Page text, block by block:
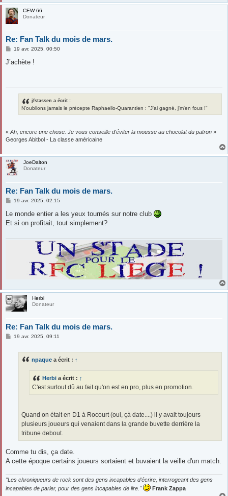
CEW 66
Donateur
Re: Fan Talk du mois de mars.
M
s
19 avr. 2025, 00:50
J’achète !
jfstassen a écrit :
N'oublions jamais le précepte Raphaello-Quarantien : "J'ai gagné, j'm'en fous !"
« Ah, encore une chose. Je vous conseille d'éviter la mousse au chocolat du patron »
Georges Abitbol - La classe américaine
JoeDalton
Donateur
Re: Fan Talk du mois de mars.
M
s
a
19 avr. 2025, 02:15
Le monde entier a les yeux tournés sur notre club
Et si on profitait, tout simplement?
Herbi
Donateur
Re: Fan Talk du mois de mars.
M
19 avr. 2025, 09:11
npaque a écrit : ↑
Herbi a écrit : ↑
C'est surtout dû au fait qu'on est en pro, plus en promotion.
Quand on était en D1 à Rocourt (oui, çà date....) il y avait toujours
plusieurs joueurs qui venaient dans la grande buvette derrière la
tribune debout.
Comme tu dis, ça date.
A cette époque certains joueurs sortaient et buvaient la veille d'un match.
"Les chroniqueurs de rock sont des gens incapables d'écrire, interrogeant des gens
incapables de parler, pour des gens incapables de lire."
Frank Zappa